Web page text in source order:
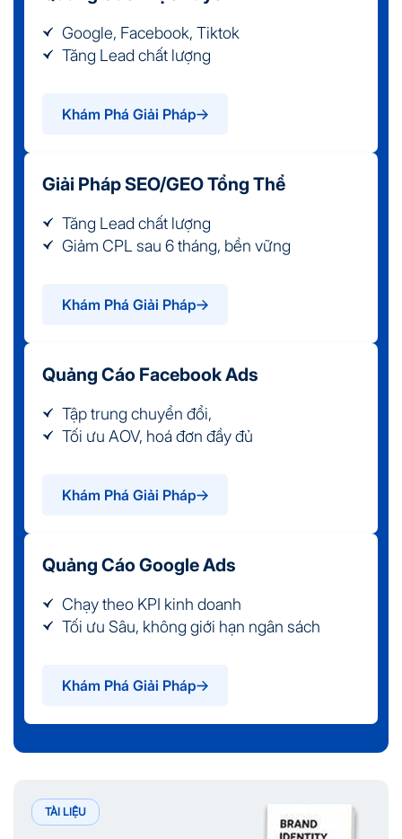
Google, Facebook, Tiktok
Tăng Lead chất lượng
Khám Phá Giải Pháp
Giải Pháp SEO/GEO Tổng Thể
Tăng Lead chất lượng
Giảm CPL sau 6 tháng, bền vững
Khám Phá Giải Pháp
Quảng Cáo Facebook Ads
Tập trung chuyển đổi,
Tối ưu AOV, hoá đơn đầy đủ
Khám Phá Giải Pháp
Quảng Cáo Google Ads
Chạy theo KPI kinh doanh
Tối ưu Sâu, không giới hạn ngân sách
Khám Phá Giải Pháp
TÀI LIỆU